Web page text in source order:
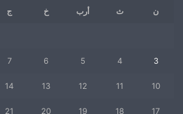
ن ث أرب خ ج
3
4
5
6
7
10
11
12
13
14
17
18
19
20
21